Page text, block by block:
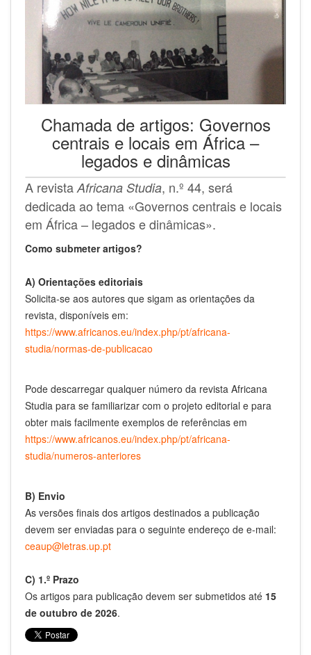
Chamada de artigos: Governos
centrais e locais em África –
legados e dinâmicas
A revista Africana Studia, n.º 44, será
dedicada ao tema «Governos centrais e locais
em África – legados e dinâmicas».
Como submeter artigos?
A) Orientações editoriais
Solicita-se aos autores que sigam as orientações da
revista, disponíveis em:
https://www.africanos.eu/index.php/pt/africana-
studia/normas-de-publicacao
Pode descarregar qualquer número da revista Africana
Studia para se familiarizar com o projeto editorial e para
obter mais facilmente exemplos de referências em
https://www.africanos.eu/index.php/pt/africana-
studia/numeros-anteriores
B) Envio
As versões finais dos artigos destinados a publicação
devem ser enviadas para o seguinte endereço de e-mail:
ceaup@letras.up.pt
C) 1.º Prazo
Os artigos para publicação devem ser submetidos até 15
de outubro de 2026.